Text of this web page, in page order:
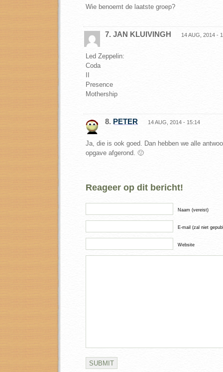
Wie benoemt de laatste groep?
7. JAN KLUIVINGH 14 AUG, 2014 -
Led Zeppelin:
Coda
Presence
Mothership
8. PETER 14 AUG, 2014 - 15:14
Ja, die is ook goed. Dan hebben we alle
opgave afgerond. 🙂
Reageer op dit bericht!
Naam (vereist)
E-mail (zal niet
Website